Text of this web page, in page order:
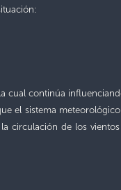
cual continúa
el sistema
circulación de los